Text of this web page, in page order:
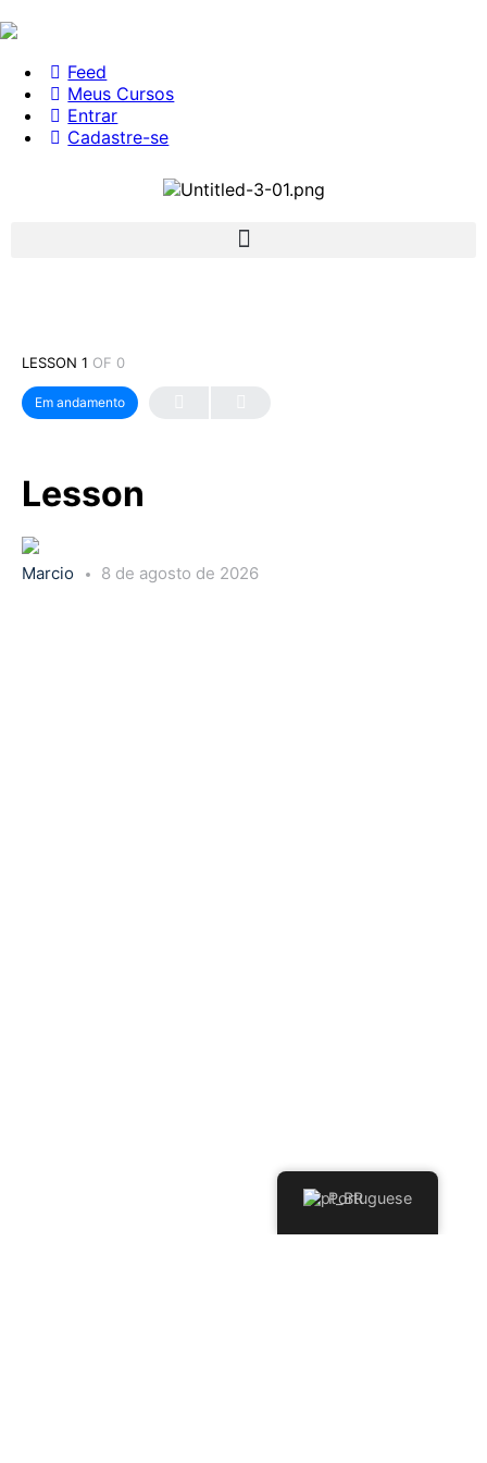
Feed
Meus Cursos
Entrar
Cadastre-se
LESSON 1 OF 0
Em andamento
Lesson
Marcio 8 de agosto de 2026
Portuguese